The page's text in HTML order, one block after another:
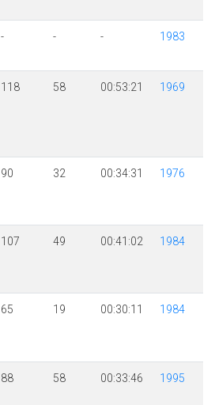
- - - 1983
118 58 00:53:21 1969
90 32 00:34:31 1976
107 49 00:41:02 1984
65 19 00:30:11 1984
88 58 00:33:46 1995